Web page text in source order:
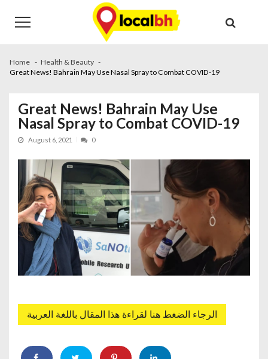
navigation
content
Home
Health & Beauty
Great News! Bahrain May Use Nasal Spray to Combat COVID-19
Great News! Bahrain May Use
Nasal Spray to Combat COVID-19
August 6, 2021 0
الرجاء الضغط هنا لقراءة هذا المقال باللغة العربية